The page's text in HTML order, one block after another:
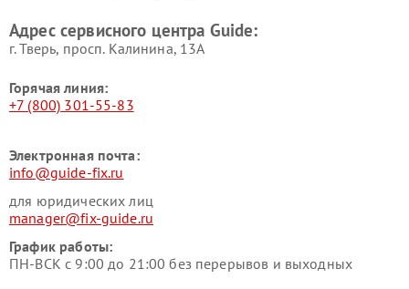
Адрес сервисного центра Guide:
г. Тверь, просп. Калинина, 13А
Горячая линия:
+7 (800) 301-55-83
Электронная почта:
info@guide-fix.ru
для юридических лиц
manager@fix-guide.ru
График работы:
ПН-ВСК с 9:00 до 21:00 без перерывов и выходных